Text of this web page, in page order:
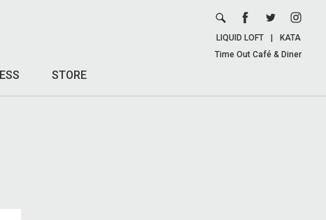
STORE
LIQUID LOFT
KATA
Time Out Café & Diner